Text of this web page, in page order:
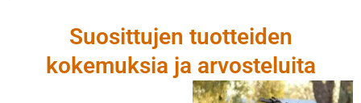
Suosittujen tuotteiden
kokemuksia ja arvosteluita